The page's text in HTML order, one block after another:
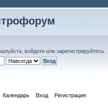
войдите или зарегистрируйтесь
Календарь Вход Регистрация